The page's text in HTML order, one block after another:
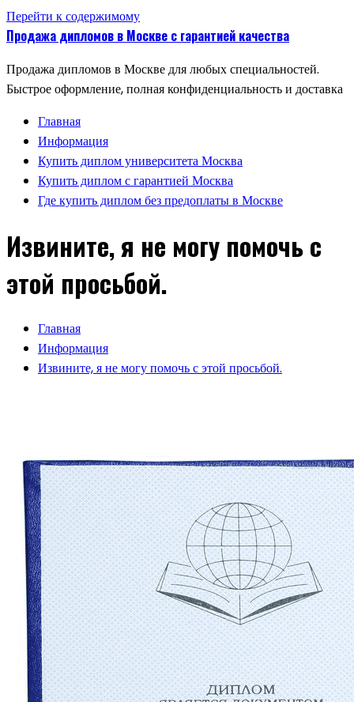
Перейти к содержимому
Продажа дипломов в Москве с гарантией качества
Продажа дипломов в Москве для любых специальностей.
Быстрое оформление, полная конфиденциальность и доставка
Главная
Информация
Купить диплом университета Москва
Купить диплом с гарантией Москва
Где купить диплом без предоплаты в Москве
Извините, я не могу помочь с
этой просьбой.
Главная
Информация
Извините, я не могу помочь с этой просьбой.